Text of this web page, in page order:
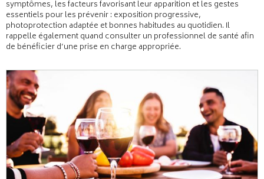
symptômes, les facteurs favorisant leur apparition et les gestes
essentiels pour les prévenir : exposition progressive,
photoprotection adaptée et bonnes habitudes au quotidien. Il
rappelle également quand consulter un professionnel de santé afin
de bénéficier d’une prise en charge appropriée.